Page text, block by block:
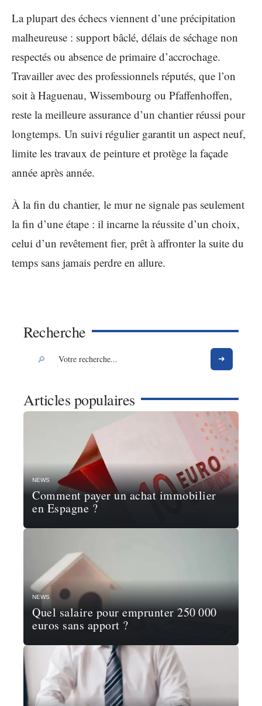
La plupart des échecs viennent d’une précipitation
malheureuse : support bâclé, délais de séchage non
respectés ou absence de primaire d’accrochage.
Travailler avec des professionnels réputés, que l’on
soit à Haguenau, Wissembourg ou Pfaffenhoffen,
reste la meilleure assurance d’un chantier réussi pour
longtemps. Un suivi régulier garantit un aspect neuf,
limite les travaux de peinture et protège la façade
année après année.
À la fin du chantier, le mur ne signale pas seulement
la fin d’une étape : il incarne la réussite d’un choix,
celui d’un revêtement fier, prêt à affronter la suite du
temps sans jamais perdre en allure.
Recherche
Articles populaires
NEWS
Comment payer un achat immobilier
en Espagne ?
NEWS
Quel salaire pour emprunter 250 000
euros sans apport ?